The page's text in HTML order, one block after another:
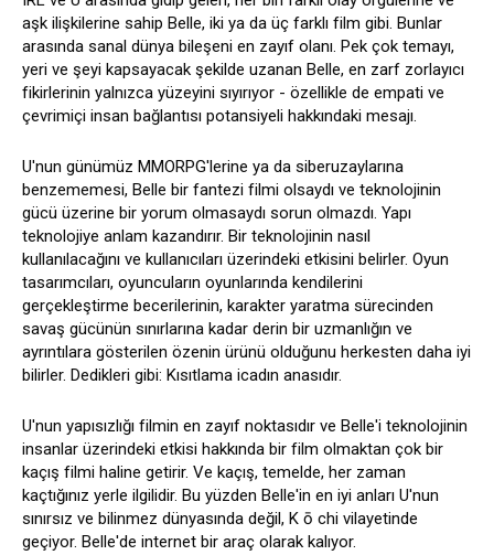
aşk ilişkilerine sahip Belle, iki ya da üç farklı film gibi. Bunlar
arasında sanal dünya bileşeni en zayıf olanı. Pek çok temayı,
yeri ve şeyi kapsayacak şekilde uzanan Belle, en zarf zorlayıcı
fikirlerinin yalnızca yüzeyini sıyırıyor - özellikle de empati ve
çevrimiçi insan bağlantısı potansiyeli hakkındaki mesajı.
U'nun günümüz MMORPG'lerine ya da siberuzaylarına
benzememesi, Belle bir fantezi filmi olsaydı ve teknolojinin
gücü üzerine bir yorum olmasaydı sorun olmazdı. Yapı
teknolojiye anlam kazandırır. Bir teknolojinin nasıl
kullanılacağını ve kullanıcıları üzerindeki etkisini belirler. Oyun
tasarımcıları, oyuncuların oyunlarında kendilerini
gerçekleştirme becerilerinin, karakter yaratma sürecinden
savaş gücünün sınırlarına kadar derin bir uzmanlığın ve
ayrıntılara gösterilen özenin ürünü olduğunu herkesten daha iyi
bilirler. Dedikleri gibi: Kısıtlama icadın anasıdır.
U'nun yapısızlığı filmin en zayıf noktasıdır ve Belle'i teknolojinin
insanlar üzerindeki etkisi hakkında bir film olmaktan çok bir
kaçış filmi haline getirir. Ve kaçış, temelde, her zaman
kaçtığınız yerle ilgilidir. Bu yüzden Belle'in en iyi anları U'nun
sınırsız ve bilinmez dünyasında değil, K ō chi vilayetinde
geçiyor. Belle'de internet bir araç olarak kalıyor.